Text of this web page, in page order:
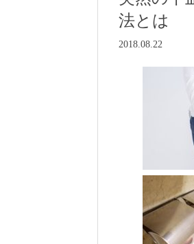
法とは
2018.08.22